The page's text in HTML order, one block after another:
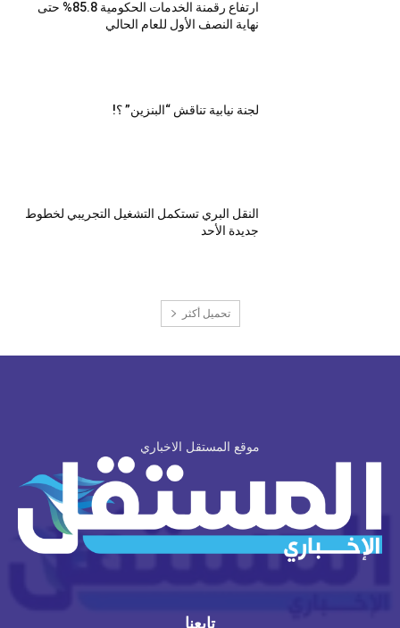
ارتفاع رقمنة الخدمات الحكومية 85.8% حتى
نهاية النصف الأول للعام الحالي
لجنة نيابية تناقش “البنزين” ؟!
النقل البري تستكمل التشغيل التجريبي لخطوط
جديدة الأحد
تحميل أكثر
موقع المستقل الاخباري
تابعنا